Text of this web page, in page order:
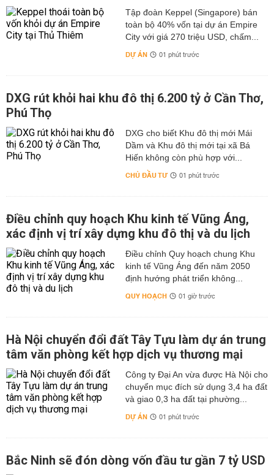
Tập đoàn Keppel (Singapore) bán
toàn bộ 40% vốn tại dự án Empire
City với giá 270 triệu USD, chấm...
DỰ ÁN 01 phút trước
DXG rút khỏi hai khu đô thị 6.200 tỷ ở Cần Thơ,
Phú Thọ
DXG cho biết Khu đô thị mới Mái
Dầm và Khu đô thị mới tại xã Bá
Hiến không còn phù hợp với...
CHỦ ĐẦU TƯ 01 phút trước
Điều chỉnh quy hoạch Khu kinh tế Vũng Áng,
xác định vị trí xây dựng khu đô thị và du lịch
Điều chỉnh Quy hoạch chung Khu
kinh tế Vũng Áng đến năm 2050
định hướng phát triển không...
QUY HOẠCH 01 giờ trước
Hà Nội chuyển đổi đất Tây Tựu làm dự án trung
tâm văn phòng kết hợp dịch vụ thương mại
Công ty Đại An vừa được Hà Nội cho
chuyển mục đích sử dụng 3,4 ha đất
và giao 0,3 ha đất tại phường...
DỰ ÁN 01 phút trước
Bắc Ninh sẽ đón dòng vốn đầu tư gần 7 tỷ USD